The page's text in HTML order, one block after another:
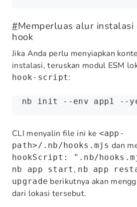
#Memperluas alur
hook
Jika Anda perlu menyiapkan
instalasi, teruskan modul ESM
hook-script:
nb init --env app1 --
CLI menyalin file ini ke <app-
path>/.nb/hooks.mjs dan
hookScript: ".nb/
nb app start , nb app
upgrade berikutnya akan
dari lokasi tersebut.